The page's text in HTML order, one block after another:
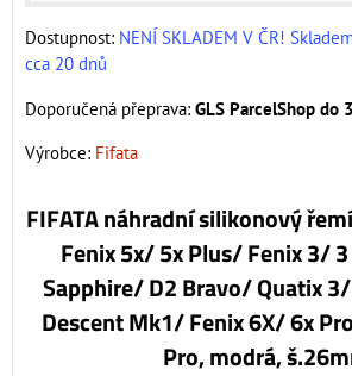
Dostupnost: NENÍ SKLADEM V ČR!
cca 20 dnů
GLS ParcelShop do
Výrobce: Fifata
FIFATA náhradní silikonový
Fenix 5x/ 5x Plus/ Fenix 3/
Sapphire/ D2 Bravo/ Quatix
Descent Mk1/ Fenix 6X/ 6x
Pro, modrá,